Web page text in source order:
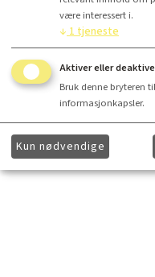
være interessert i.
↓ 1tjeneste
Aktiver eller
Bruk denne bryteren
informasjonkapsler.
Kun nødvendige